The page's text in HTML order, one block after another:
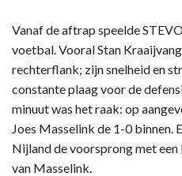
Vanaf de aftrap speelde
voetbal. Vooral Stan
rechterflank; zijn snelheid en
constante plaag voor de
minuut was het raak: op
Joes Masselink de 1-0 binnen.
Nijland de voorsprong met
van Masselink.